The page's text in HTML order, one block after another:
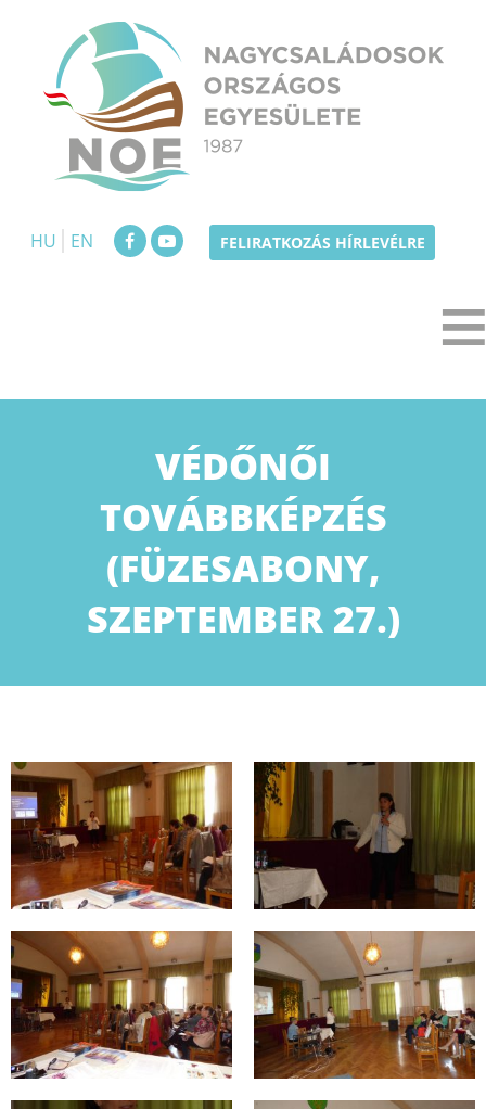
content
HU
EN FELIRATKOZÁS HÍRLEVÉLRE
VÉDŐNŐI
TOVÁBBKÉPZÉS
(FÜZESABONY,
SZEPTEMBER 27.)